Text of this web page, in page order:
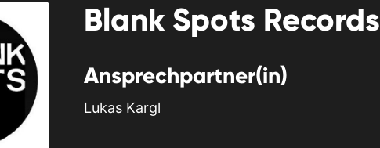
Blank Spots Records
Ansprechpartner(in)
Lukas Kargl